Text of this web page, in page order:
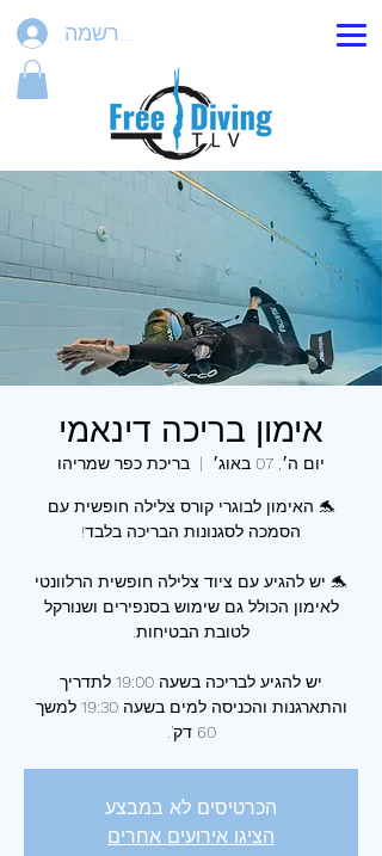
הרשמה
אימון בריכה דינאמי
יום ה׳, 07 באוג׳
  |
בריכת כפר שמריהו
🐬 האימון לבוגרי קורס צלילה חופשית עם
🐬 יש להגיע עם ציוד צלילה חופשית הרלוונטי
לאימון הכולל גם שימוש בסנפירים ושנורקל
יש להגיע לבריכה בשעה 19:00 לתדריך
והתארגנות והכניסה למים בשעה 19:30 למשך
60 דק'.
הכרטיסים לא במבצע
הציגו אירועים אחרים